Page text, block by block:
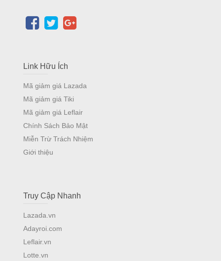
Link Hữu Ích
Mã giảm giá Lazada
Mã giảm giá Tiki
Mã giảm giá Leflair
Chính Sách Bảo Mật
Miễn Trừ Trách Nhiệm
Giới thiệu
Truy Cập Nhanh
Lazada.vn
Adayroi.com
Leflair.vn
Lotte.vn